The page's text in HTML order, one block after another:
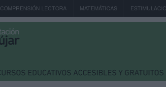
COMPRENSIÓN LECTORA MATEMÁTICAS